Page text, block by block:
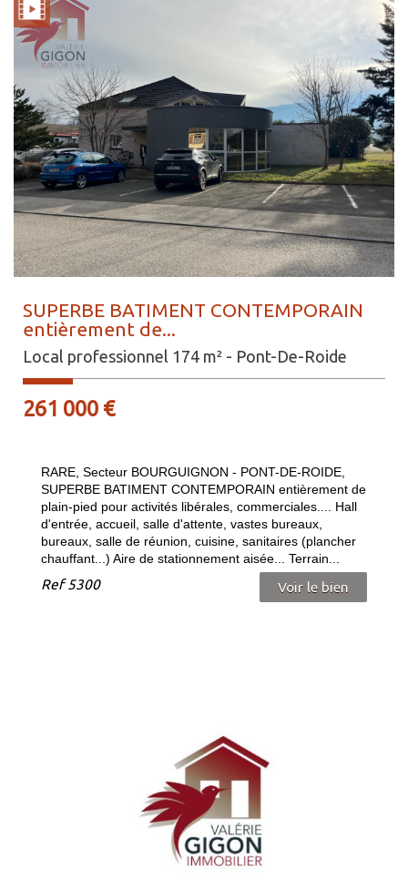
SUPERBE BATIMENT CONTEMPORAIN
entièrement de...
Local professionnel 174 m² - Pont-De-Roide
261 000 €
RARE, Secteur BOURGUIGNON - PONT-DE-ROIDE,
SUPERBE BATIMENT CONTEMPORAIN entièrement de
plain-pied pour activités libérales, commerciales.... Hall
d'entrée, accueil, salle d'attente, vastes bureaux,
bureaux, salle de réunion, cuisine, sanitaires (plancher
chauffant...) Aire de stationnement aisée... Terrain...
Ref5300 Voir le bien